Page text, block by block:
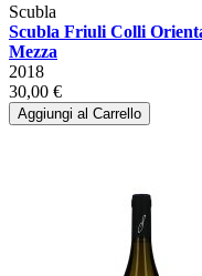
Scubla
Scubla Friuli Colli
Mezza
2018
30,00 €
Aggiungi al Carrello